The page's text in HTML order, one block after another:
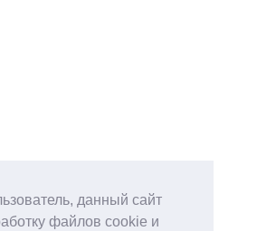
данный сайт
файлов cookie и